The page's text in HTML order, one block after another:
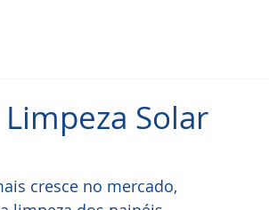
Solar
cresce no mercado,